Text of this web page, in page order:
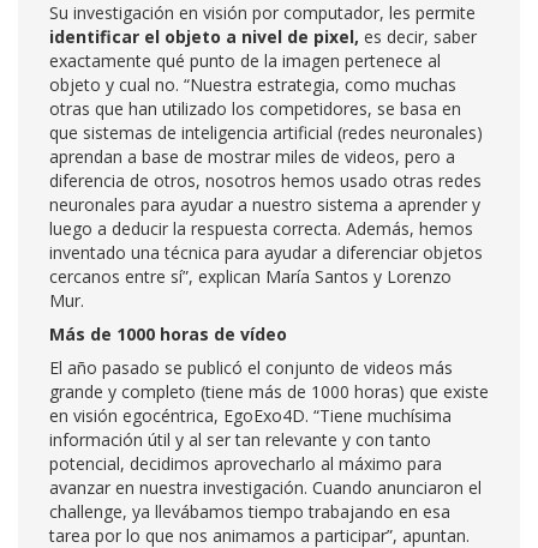
Su investigación en visión por computador, les permite
identificar el objeto a nivel de pixel, es decir, saber
exactamente qué punto de la imagen pertenece al
objeto y cual no. “Nuestra estrategia, como muchas
otras que han utilizado los competidores, se basa en
que sistemas de inteligencia artificial (redes neuronales)
aprendan a base de mostrar miles de videos, pero a
diferencia de otros, nosotros hemos usado otras redes
neuronales para ayudar a nuestro sistema a aprender y
luego a deducir la respuesta correcta. Además, hemos
inventado una técnica para ayudar a diferenciar objetos
cercanos entre sí”, explican María Santos y Lorenzo
Mur.
Más de 1000 horas de vídeo
El año pasado se publicó el conjunto de videos más
grande y completo (tiene más de 1000 horas) que existe
en visión egocéntrica, EgoExo4D. “Tiene muchísima
información útil y al ser tan relevante y con tanto
potencial, decidimos aprovecharlo al máximo para
avanzar en nuestra investigación. Cuando anunciaron el
challenge, ya llevábamos tiempo trabajando en esa
tarea por lo que nos animamos a participar”, apuntan.